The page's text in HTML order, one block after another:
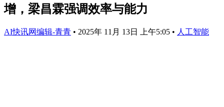
增，梁昌霖强调效率与能力
AI快讯网编辑-青青 • 2025年 11月 13日 上午5:05 • 人工智能